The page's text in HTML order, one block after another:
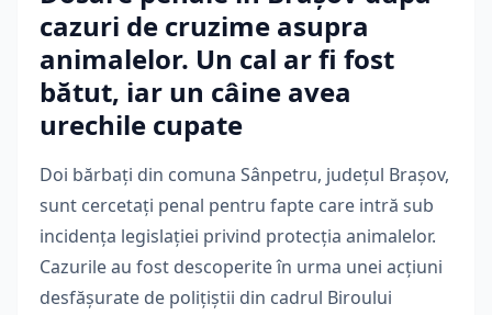
cazuri de cruzime asupra
animalelor. Un cal ar fi fost
bătut, iar un câine avea
urechile cupate
Doi bărbați din comuna Sânpetru, județul Brașov,
sunt cercetați penal pentru fapte care intră sub
incidența legislației privind protecția animalelor.
Cazurile au fost descoperite în urma unei acțiuni
desfășurate de polițiștii din cadrul Biroului